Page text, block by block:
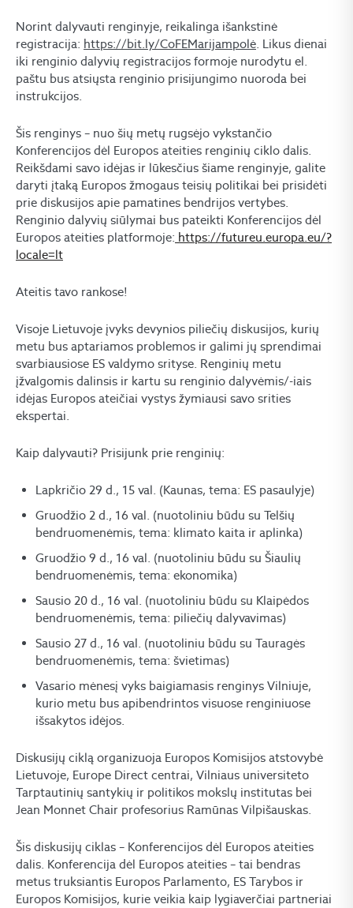
Norint dalyvauti renginyje, reikalinga išankstinė
registracija: https://bit.ly/CoFEMarijampolė. Likus dienai
iki renginio dalyvių registracijos formoje nurodytu el.
paštu bus atsiųsta renginio prisijungimo nuoroda bei
instrukcijos.
Šis renginys – nuo šių metų rugsėjo vykstančio
Konferencijos dėl Europos ateities renginių ciklo dalis.
Reikšdami savo idėjas ir lūkesčius šiame renginyje, galite
daryti įtaką Europos žmogaus teisių politikai bei prisidėti
prie diskusijos apie pamatines bendrijos vertybes.
Renginio dalyvių siūlymai bus pateikti Konferencijos dėl
Europos ateities platformoje: https://futureu.europa.eu/?
locale=lt
Ateitis tavo rankose!
Visoje Lietuvoje įvyks devynios piliečių diskusijos, kurių
metu bus aptariamos problemos ir galimi jų sprendimai
svarbiausiose ES valdymo srityse. Renginių metu
įžvalgomis dalinsis ir kartu su renginio dalyvėmis/-iais
idėjas Europos ateičiai vystys žymiausi savo srities
ekspertai.
Kaip dalyvauti? Prisijunk prie renginių:
Lapkričio 29 d., 15 val. (Kaunas, tema: ES pasaulyje)
Gruodžio 2 d., 16 val. (nuotoliniu būdu su Telšių
bendruomenėmis, tema: klimato kaita ir aplinka)
Gruodžio 9 d., 16 val. (nuotoliniu būdu su Šiaulių
bendruomenėmis, tema: ekonomika)
Sausio 20 d., 16 val. (nuotoliniu būdu su Klaipėdos
bendruomenėmis, tema: piliečių dalyvavimas)
Sausio 27 d., 16 val. (nuotoliniu būdu su Tauragės
bendruomenėmis, tema: švietimas)
Vasario mėnesį vyks baigiamasis renginys Vilniuje,
kurio metu bus apibendrintos visuose renginiuose
išsakytos idėjos.
Diskusijų ciklą organizuoja Europos Komisijos atstovybė
Lietuvoje, Europe Direct centrai, Vilniaus universiteto
Tarptautinių santykių ir politikos mokslų institutas bei
Jean Monnet Chair profesorius Ramūnas Vilpišauskas.
Šis diskusijų ciklas – Konferencijos dėl Europos ateities
dalis. Konferencija dėl Europos ateities – tai bendras
metus truksiantis Europos Parlamento, ES Tarybos ir
Europos Komisijos, kurie veikia kaip lygiaverčiai partneriai